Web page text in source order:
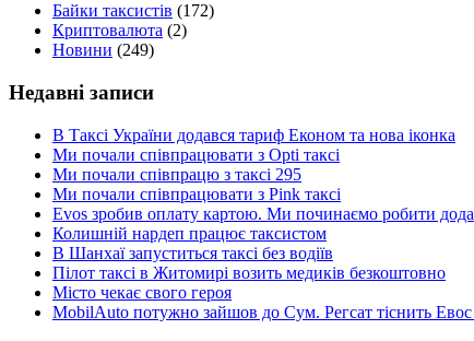
Байки таксистів (172)
Криптовалюта (2)
Новини (249)
Недавні записи
В Таксі України додався тариф Економ та нова іконка
Ми почали співпрацювати з Opti таксі
Ми почали співпрацю з таксі 295
Ми почали співпрацювати з Pink таксі
Evos зробив оплату картою. Ми починаємо робити
Колишній нардеп працює таксистом
В Шанхаї запуститься таксі без водіїв
Пілот таксі в Житомирі возить медиків безкоштовно
Місто чекає свого героя
MobilAuto потужно зайшов до Сум. Регсат тіснить Евос